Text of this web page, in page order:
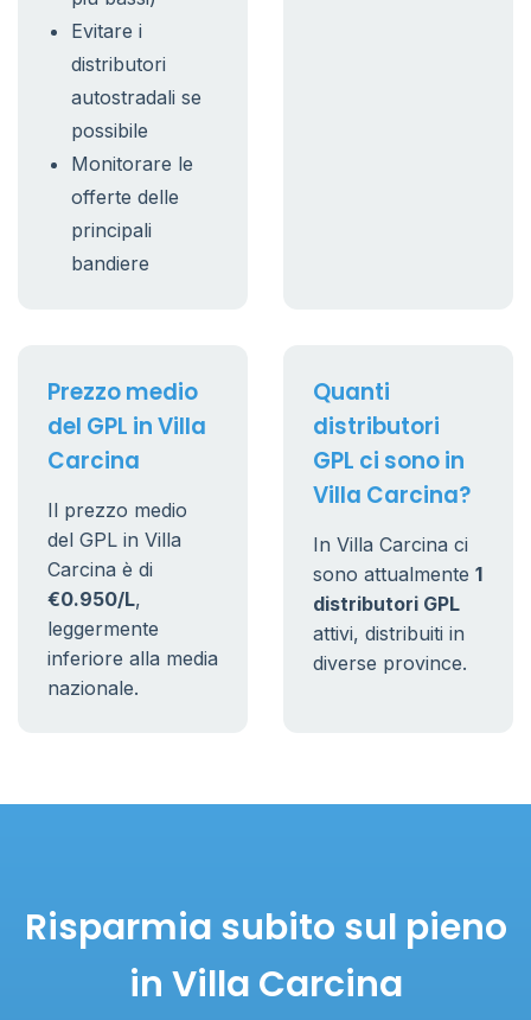
Evitare i
distributori
autostradali se
possibile
Monitorare le
offerte delle
principali
bandiere
Prezzo medio
del GPL in Villa
Carcina
Il prezzo medio
del GPL in Villa
Carcina è di
€0.950/L,
leggermente
inferiore alla media
nazionale.
Quanti
distributori
GPL ci sono in
Villa Carcina?
In Villa Carcina ci
sono attualmente 1
distributori GPL
attivi, distribuiti in
diverse province.
Risparmia subito sul pieno
in Villa Carcina